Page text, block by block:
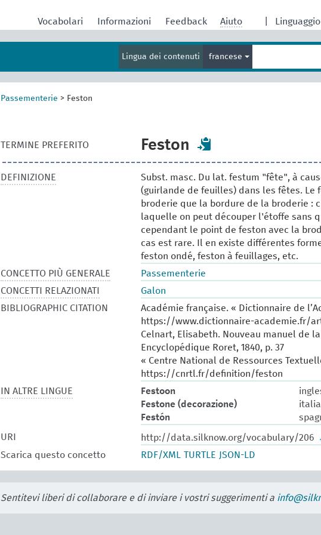
Vocabolari Informazioni Feedback Aiuto
Lingua dei contenuti francese
termine
per
Passementerie > Feston
TERMINE PREFERITO Feston
DEFINIZIONE
Subst. masc. Du lat. festum "fête", à
(guirlande de feuilles) dans les fêtes. Le
broderie que la bordure de la broderie :
laquelle on peut découper l'étoffe sans
cependant le point de feston avec la
cas est rare. Il en existe différentes
feston ondé, feston à feuillages, etc.
CONCETTO PIÙ GENERALE
Passementerie
CONCETTI RELAZIONATI
Galon
BIBLIOGRAPHIC CITATION
Académie française. « Dictionnaire de
https://www.dictionnaire-academie.fr/
Celnart, Elisabeth. Nouveau manuel de
Encyclopédique Roret, 1840, p. 37
« Centre National de Ressources
https://cnrtl.fr/definition/feston
IN ALTRE LINGUE
Festoon
Festone (decorazione)
Festón
URI
http://data.silknow.org/vocabulary/206
Scarica questo concetto
RDF/XML TURTLE JSON-LD
Sentitevi liberi di collaborare e di inviare i vostri suggerimenti a